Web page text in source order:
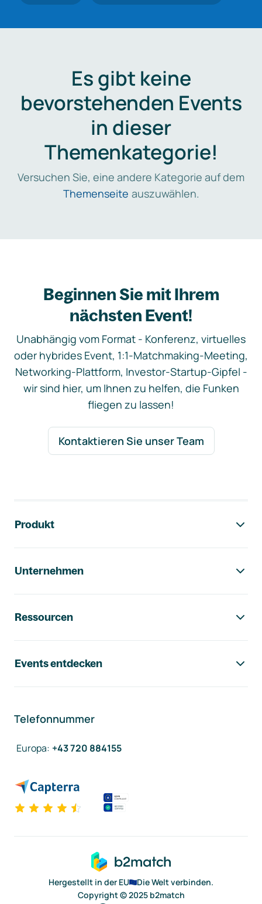
Es gibt keine
bevorstehenden Events
in dieser
Themenkategorie!
Versuchen Sie, eine andere Kategorie auf dem
Themenseite auszuwählen.
Beginnen Sie mit Ihrem
nächsten Event!
Unabhängig vom Format - Konferenz, virtuelles
oder hybrides Event, 1:1-Matchmaking-Meeting,
Networking-Plattform, Investor-Startup-Gipfel -
wir sind hier, um Ihnen zu helfen, die Funken
fliegen zu lassen!
Kontaktieren Sie unser Team
Produkt
Unternehmen
Ressourcen
Events entdecken
Telefonnummer
Europa: +43 720 884155
Hergestellt in der EU
Die Welt verbinden.
Copyright © 2025 b2match